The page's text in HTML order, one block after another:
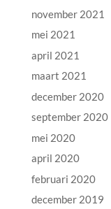
november 2021
mei 2021
april 2021
maart 2021
december 2020
september 2020
mei 2020
april 2020
februari 2020
december 2019